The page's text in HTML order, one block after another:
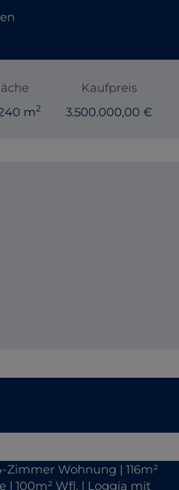
m2
Kaufpreis
3.500.000,00 €